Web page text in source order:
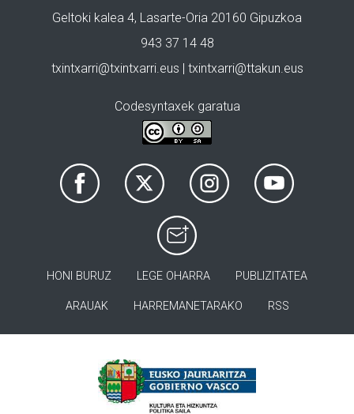
Geltoki kalea 4, Lasarte-Oria 20160 Gipuzkoa
943 37 14 48
txintxarri@txintxarri.eus | txintxarri@ttakun.eus
Codesyntaxek garatua
HONI BURUZ LEGE OHARRA PUBLIZITATEA
ARAUAK HARREMANETARAKO RSS